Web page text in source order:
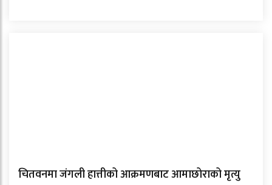
चितवनमा जंगली हात्तीको आक्रमणबाट आमाछोराको मृत्यु